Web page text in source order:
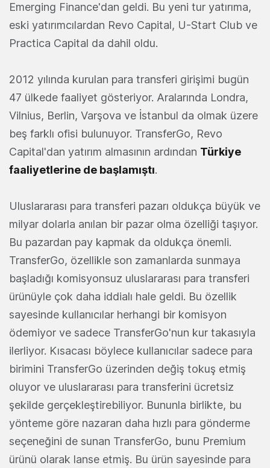
Emerging Finance'dan geldi. Bu yeni tur yatırıma,
eski yatırımcılardan Revo Capital, U-Start Club ve
Practica Capital da dahil oldu.
2012 yılında kurulan para transferi girişimi bugün
47 ülkede faaliyet gösteriyor. Aralarında Londra,
Vilnius, Berlin, Varşova ve İstanbul da olmak üzere
beş farklı ofisi bulunuyor. TransferGo, Revo
Capital'dan yatırım almasının ardından Türkiye
faaliyetlerine de başlamıştı.
Uluslararası para transferi pazarı oldukça büyük ve
milyar dolarla anılan bir pazar olma özelliği taşıyor.
Bu pazardan pay kapmak da oldukça önemli.
TransferGo, özellikle son zamanlarda sunmaya
başladığı komisyonsuz uluslararası para transferi
ürünüyle çok daha iddialı hale geldi. Bu özellik
sayesinde kullanıcılar herhangi bir komisyon
ödemiyor ve sadece TransferGo'nun kur takasıyla
ilerliyor. Kısacası böylece kullanıcılar sadece para
birimini TransferGo üzerinden değiş tokuş etmiş
oluyor ve uluslararası para transferini ücretsiz
şekilde gerçekleştirebiliyor. Bununla birlikte, bu
yönteme göre nazaran daha hızlı para gönderme
seçeneğini de sunan TransferGo, bunu Premium
ürünü olarak lanse etmiş. Bu ürün sayesinde para